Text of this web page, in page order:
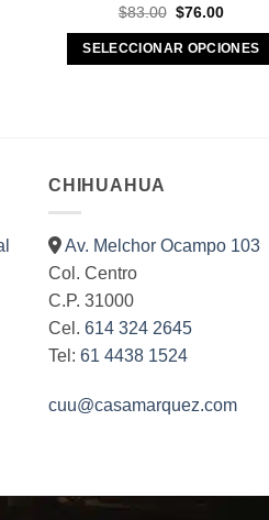
$83.00 Original
was:
$83.00.
$76.00Current
is:
$76.00.
SELECCIONAR OPCIONES
se
en
la
de
CHIHUAHUA
Av. Melchor Ocampo 103
Col. Centro
C.P. 31000
Cel. 614 324 2645
Tel: 61 4438 1524
cuu@casamarquez.com